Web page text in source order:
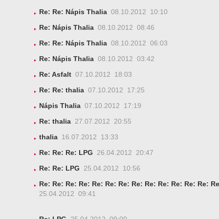
Re: Re: Nápis Thalia 08.10.2012 10:10
Re: Nápis Thalia 08.10.2012 08:46
Re: Re: Nápis Thalia 08.10.2012 06:03
Re: Nápis Thalia 08.10.2012 03:42
Re: Asfalt 07.10.2012 18:03
Re: Re: thalia 07.10.2012 17:25
Nápis Thalia 07.10.2012 17:19
Re: thalia 27.07.2012 20:55
thalia 16.07.2012 13:33
Re: Re: Re: LPG 26.04.2012 20:47
Re: Re: LPG 25.04.2012 10:56
Re: Re: Re: Re: Re: Re: Re: Re: Re: Re: Re: Re: Re:
25.04.2012 09:41